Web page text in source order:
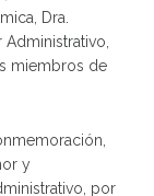
Dra.
miembros de
y
por